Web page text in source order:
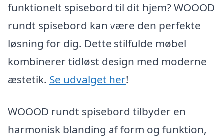
funktionelt spisebord til dit hjem? WOOOD
rundt spisebord kan være den perfekte
løsning for dig. Dette stilfulde møbel
kombinerer tidløst design med moderne
æstetik. Se udvalget her!
WOOOD rundt spisebord tilbyder en
harmonisk blanding af form og funktion,